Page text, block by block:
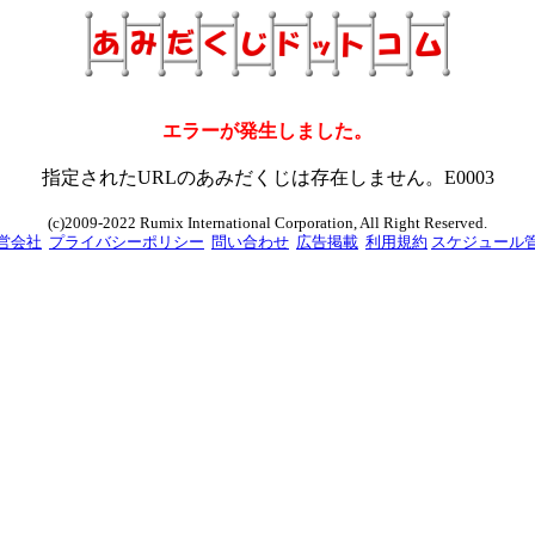
エラーが発生しました。
指定されたURLのあみだくじは存在しません。E0003
(c)2009-2022 Rumix International Corporation, All Right Reserved.
会社 プライバシーポリシー 問い合わせ 広告掲載 利用規約 スケジュール